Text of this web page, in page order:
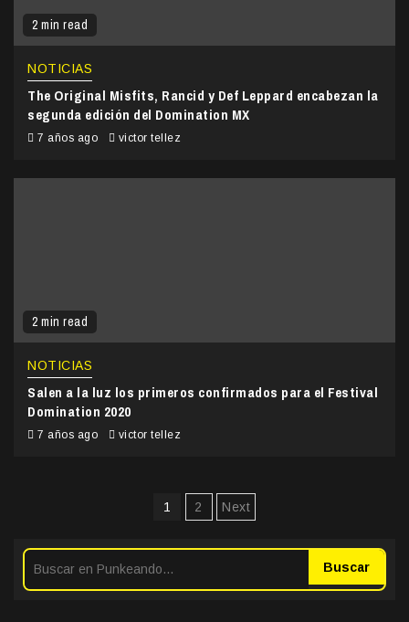
2 min read
NOTICIAS
The Original Misfits, Rancid y Def Leppard encabezan la
segunda edición del Domination MX
7 años ago victor tellez
2 min read
NOTICIAS
Salen a la luz los primeros confirmados para el Festival
Domination 2020
7 años ago victor tellez
Paginación
entradas
1 2 Next
Buscar